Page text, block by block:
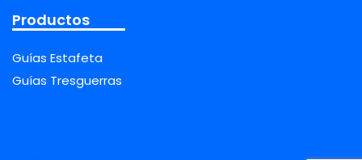
Productos
Guías Estafeta
Guías Tresguerras